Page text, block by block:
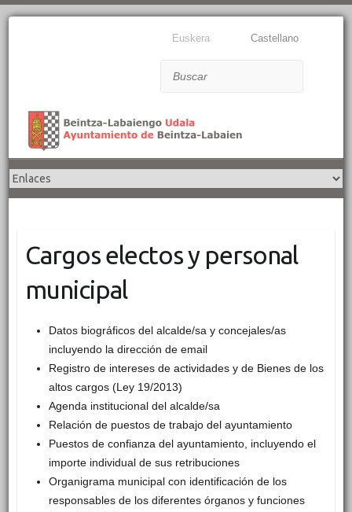
Euskera Castellano
Cargos electos y personal
municipal
Datos biográficos del alcalde/sa y concejales/as
incluyendo la dirección de email
Registro de intereses de actividades y de Bienes de los
altos cargos (Ley 19/2013)
Agenda institucional del alcalde/sa
Relación de puestos de trabajo del ayuntamiento
Puestos de confianza del ayuntamiento, incluyendo el
importe individual de sus retribuciones
Organigrama municipal con identificación de los
responsables de los diferentes órganos y funciones